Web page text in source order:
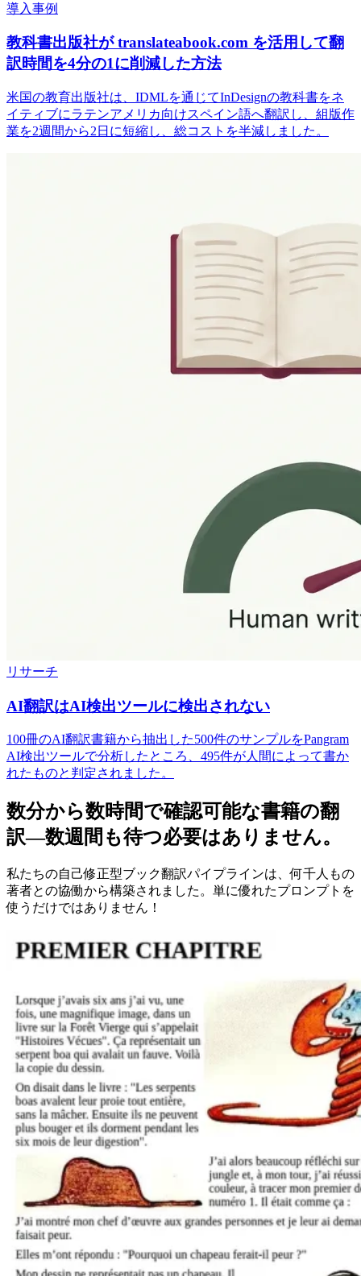
導入事例
教科書出版社が translateabook.com を活用して翻
訳時間を4分の1に削減した方法
米国の教育出版社は、IDMLを通じてInDesignの教科書をネ
イティブにラテンアメリカ向けスペイン語へ翻訳し、組版作
業を2週間から2日に短縮し、総コストを半減しました。
リサーチ
AI翻訳はAI検出ツールに検出されない
100冊のAI翻訳書籍から抽出した500件のサンプルをPangram
AI検出ツールで分析したところ、495件が人間によって書か
れたものと判定されました。
数分から数時間で確認可能な書籍の翻
訳—数週間も待つ必要はありません。
私たちの自己修正型ブック翻訳パイプラインは、何千人もの
著者との協働から構築されました。単に優れたプロンプトを
使うだけではありません！